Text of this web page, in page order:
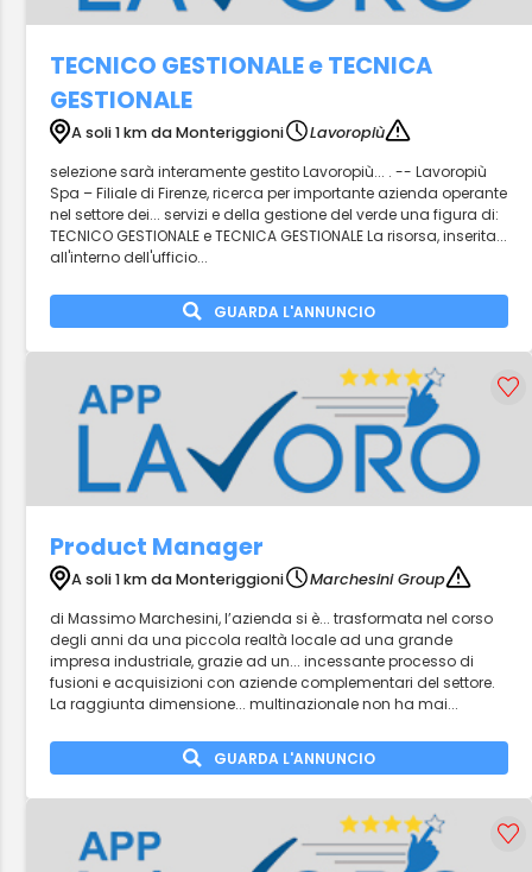
TECNICO GESTIONALE e TECNICA
GESTIONALE
A soli 1 km da Monteriggioni
Lavoropiù
selezione sarà interamente gestito Lavoropiù... . -- Lavoropiù
Spa – Filiale di Firenze, ricerca per importante azienda operante
nel settore dei... servizi e della gestione del verde una figura di:
TECNICO GESTIONALE e TECNICA GESTIONALE La risorsa, inserita...
all'interno dell'ufficio...
GUARDA L'ANNUNCIO
Product Manager
A soli 1 km da Monteriggioni
Marchesini Group
di Massimo Marchesini, l’azienda si è... trasformata nel corso
degli anni da una piccola realtà locale ad una grande
impresa industriale, grazie ad un... incessante processo di
fusioni e acquisizioni con aziende complementari del settore.
La raggiunta dimensione... multinazionale non ha mai...
GUARDA L'ANNUNCIO